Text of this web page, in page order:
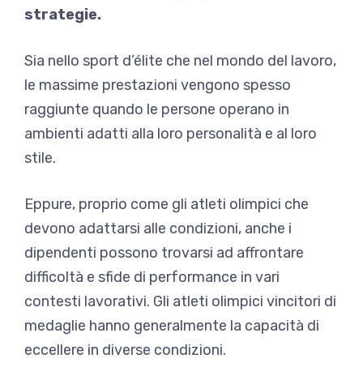
strategie.
Sia nello sport d’élite che nel mondo del lavoro,
le massime prestazioni vengono spesso
raggiunte quando le persone operano in
ambienti adatti alla loro personalità e al loro
stile.
Eppure, proprio come gli atleti olimpici che
devono adattarsi alle condizioni, anche i
dipendenti possono trovarsi ad affrontare
difficoltà e sfide di performance in vari
contesti lavorativi. Gli atleti olimpici vincitori di
medaglie hanno generalmente la capacità di
eccellere in diverse condizioni.